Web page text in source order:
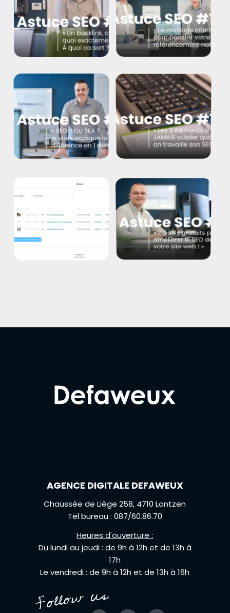
AGENCE DIGITALE DEFAWEUX
Chaussée de Liège 258, 4710 Lontzen
Tel bureau : 087/60.86.70
Heures d'ouverture :
Du lundi au jeudi : de 9h à 12h et de 13h à
17h
Le vendredi : de 9h à 12h et de 13h à 16h